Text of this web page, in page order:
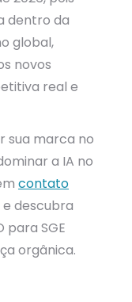
dentro da
global,
novos
real e
sua marca no
a IA no
contato
descubra
para SGE
orgânica.